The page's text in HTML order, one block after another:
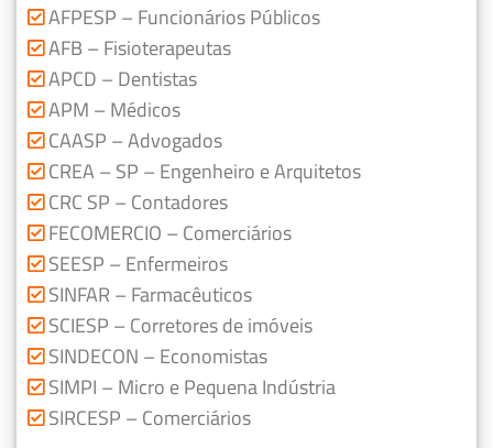
AFPESP – Funcionários Públicos
AFB – Fisioterapeutas
APCD – Dentistas
APM – Médicos
CAASP – Advogados
CREA – SP – Engenheiro e Arquitetos
CRC SP – Contadores
FECOMERCIO – Comerciários
SEESP – Enfermeiros
SINFAR – Farmacêuticos
SCIESP – Corretores de imóveis
SINDECON – Economistas
SIMPI – Micro e Pequena Indústria
SIRCESP – Comerciários